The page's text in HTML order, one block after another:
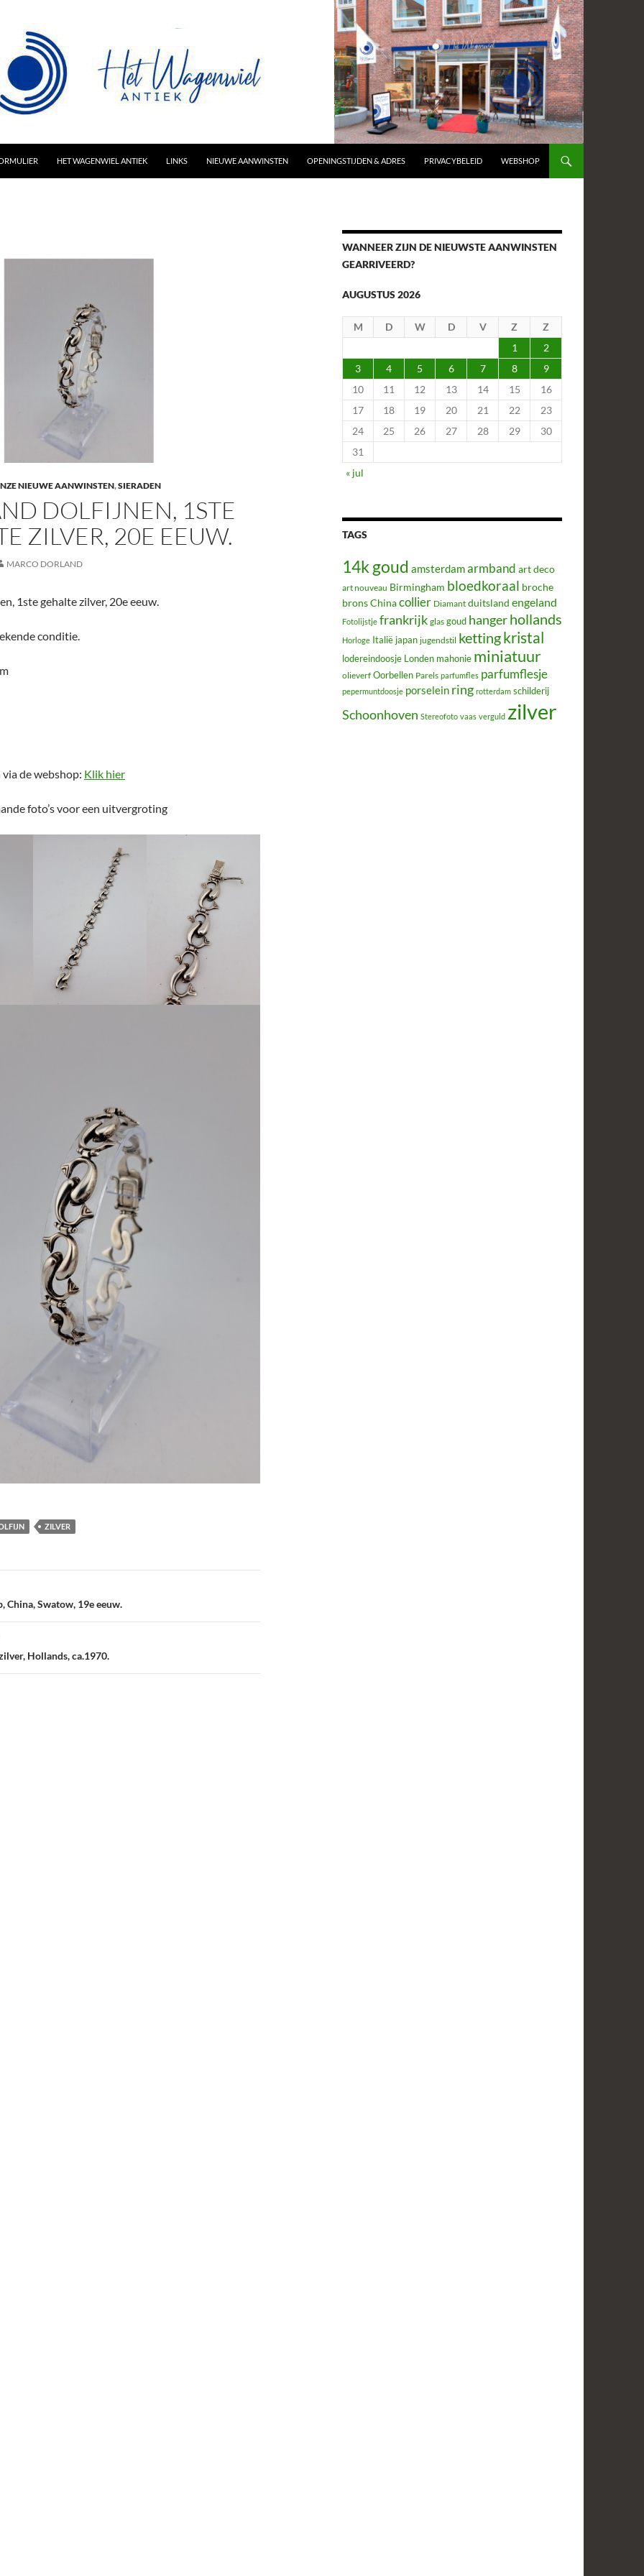
HET WAGENWIEL ANTIEK LINKS NIEUWE AANWINSTEN OPENINGSTIJDEN & ADRES PRIVACYBELEID WEBSHOP
NIEUWE AANWINSTEN,SIERADEN
DOLFIJNEN, 1STE
ZILVER, 20E EEUW.
MARCO DORLAND
1ste gehalte zilver, 20e eeuw.
conditie.
de webshop: Klik hier
foto’s voor een uitvergroting
ZILVER
China, Swatow, 19e eeuw.
Hollands, ca.1970.
WANNEER ZIJN DE NIEUWSTE AANWINSTEN
GEARRIVEERD?
AUGUSTUS 2026
M D W D V Z
Z
1
2
3
4 5 6 7 8
9
10
11 12 13 14 15
16
17
18 19 20 21 22
23
24
25 26 27 28 29
30
31
« jul
TAGS
14k goud amsterdamarmband art deco
art nouveau Birmingham bloedkoraal broche
bronsChinacollier Diamant duitsland engeland
Fotolijstje frankrijk glas goud hangerhollands
Horloge Italië japan jugendstil kettingkristal
lodereindoosje Londen mahonie miniatuur
olieverf Oorbellen Parels parfumfles parfumflesje
pepermuntdoosje porselein ring rotterdam schilderij
Schoonhoven Stereofoto vaas verguld zilver